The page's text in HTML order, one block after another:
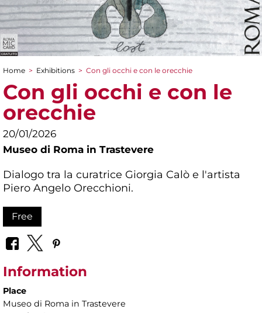
You are here
Home > Exhibitions > Con gli occhi e con le orecchie
Con gli occhi e con le
orecchie
20/01/2026
Museo di Roma in Trastevere
Dialogo tra la curatrice Giorgia Calò e l'artista
Piero Angelo Orecchioni.
Free
Information
Place
Museo di Roma in Trastevere